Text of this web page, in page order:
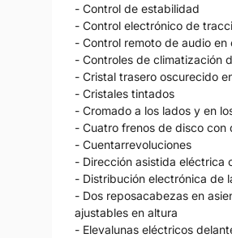
- Control de estabilidad
- Control electrónico de
- Control remoto de audio en
- Controles de climatización
- Cristal trasero oscurecido
- Cristales tintados
- Cromado a los lados y en
- Cuatro frenos de disco con
- Cuentarrevoluciones
- Dirección asistida eléctrica
- Distribución electrónica de
- Dos reposacabezas en
ajustables en altura
- Elevalunas eléctricos